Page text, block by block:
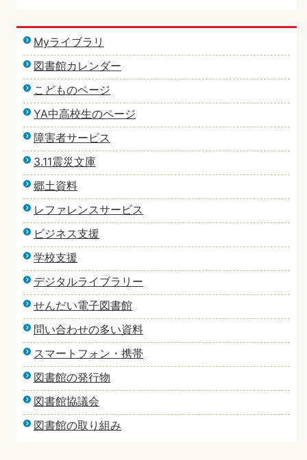
Myライブラリ
図書館カレンダー
こどものページ
YA中高校生のページ
障害者サービス
3.11震災文庫
郷土資料
レファレンスサービス
ビジネス支援
学校支援
デジタルライブラリー
せんだい電子図書館
問い合わせの多い資料
スマートフォン・携帯
図書館の発行物
図書館協議会
図書館の取り組み